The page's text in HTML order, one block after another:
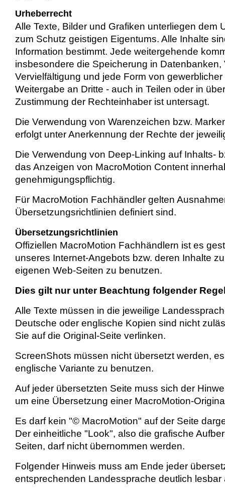
Urheberrecht
Alle Texte, Bilder und Grafiken unterliegen dem
zum Schutz geistigen Eigentums. Alle Inhalte
Information bestimmt. Jede weitergehende
insbesondere die Speicherung in Datenbanken,
Vervielfältigung und jede Form von
Weitergabe an Dritte - auch in Teilen oder in
Zustimmung der Rechteinhaber ist untersagt.
Die Verwendung von Warenzeichen bzw.
erfolgt unter Anerkennung der Rechte der
Die Verwendung von Deep-Linking auf Inhalts-
das Anzeigen von MacroMotion Content
genehmigungspflichtig.
Für MacroMotion Fachhändler gelten
Übersetzungsrichtlinien definiert sind.
Übersetzungsrichtlinien
Offiziellen MacroMotion Fachhändlern ist es
unseres Internet-Angebots bzw. deren Inhalte
eigenen Web-Seiten zu benutzen.
Dies gilt nur unter Beachtung folgender
Alle Texte müssen in die jeweilige
Deutsche oder englische Kopien sind nicht
Sie auf die Original-Seite verlinken.
ScreenShots müssen nicht übersetzt werden,
englische Variante zu benutzen.
Auf jeder übersetzten Seite muss sich der
um eine Übersetzung einer MacroMotion-
Es darf kein "© MacroMotion" auf der Seite
Der einheitliche "Look", also die grafische
Seiten, darf nicht übernommen werden.
Folgender Hinweis muss am Ende jeder
entsprechenden Landessprache deutlich lesbar